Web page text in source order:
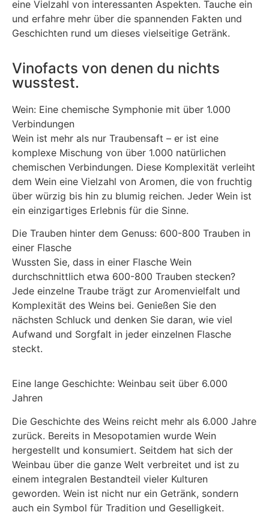
eine Vielzahl von interessanten Aspekten. Tauche ein
und erfahre mehr über die spannenden Fakten und
Geschichten rund um dieses vielseitige Getränk.
Vinofacts von denen du nichts
wusstest.
Wein: Eine chemische Symphonie mit über 1.000
Verbindungen
Wein ist mehr als nur Traubensaft – er ist eine
komplexe Mischung von über 1.000 natürlichen
chemischen Verbindungen. Diese Komplexität verleiht
dem Wein eine Vielzahl von Aromen, die von fruchtig
über würzig bis hin zu blumig reichen. Jeder Wein ist
ein einzigartiges Erlebnis für die Sinne.
Die Trauben hinter dem Genuss: 600-800 Trauben in
einer Flasche
Wussten Sie, dass in einer Flasche Wein
durchschnittlich etwa 600-800 Trauben stecken?
Jede einzelne Traube trägt zur Aromenvielfalt und
Komplexität des Weins bei. Genießen Sie den
nächsten Schluck und denken Sie daran, wie viel
Aufwand und Sorgfalt in jeder einzelnen Flasche
steckt.
Eine lange Geschichte: Weinbau seit über 6.000
Jahren
Die Geschichte des Weins reicht mehr als 6.000 Jahre
zurück. Bereits in Mesopotamien wurde Wein
hergestellt und konsumiert. Seitdem hat sich der
Weinbau über die ganze Welt verbreitet und ist zu
einem integralen Bestandteil vieler Kulturen
geworden. Wein ist nicht nur ein Getränk, sondern
auch ein Symbol für Tradition und Geselligkeit.